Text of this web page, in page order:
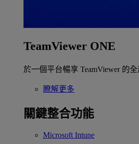
TeamViewer ONE
於一個平台暢享 TeamViewer 的全
瞭解更多
關鍵整合功能
Microsoft Intune